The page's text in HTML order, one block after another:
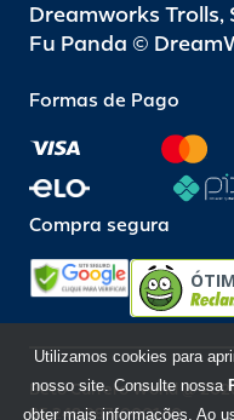
Dreamworks Trolls,
Fu Panda ©
Formas de Pago
Compra segura
Beto Carrero World @
85.248.987/0001-10
Utilizamos cookies para
nosso site. Consulte nossa
obter mais informações. Ao